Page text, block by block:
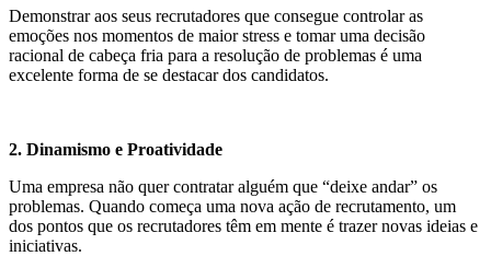
Demonstrar aos seus recrutadores que consegue controlar as
emoções nos momentos de maior stress e tomar uma decisão
racional de cabeça fria para a resolução de problemas é uma
excelente forma de se destacar dos candidatos.
2. Dinamismo e Proatividade
Uma empresa não quer contratar alguém que “deixe andar” os
problemas. Quando começa uma nova ação de recrutamento, um
dos pontos que os recrutadores têm em mente é trazer novas ideias e
iniciativas.